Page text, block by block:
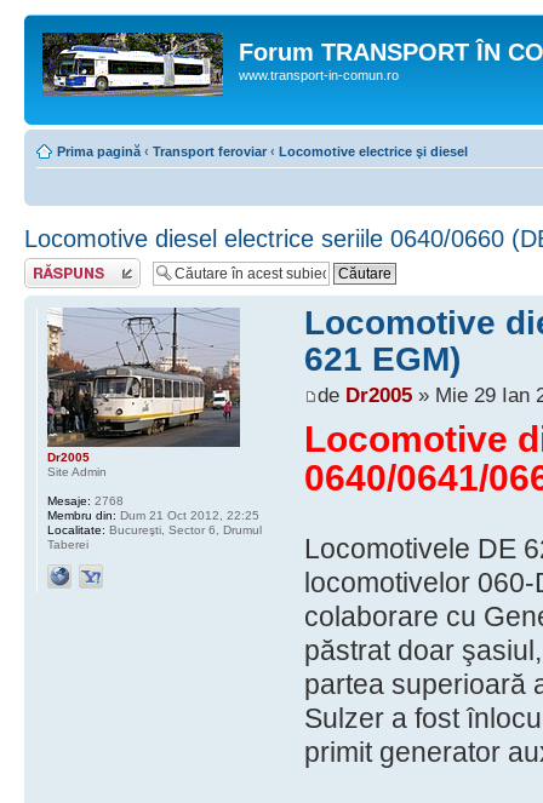
Forum TRANSPORT ÎN
www.transport-in-comun.ro
Prima pagină ‹ Transport feroviar ‹ Locomotive electrice şi diesel
Locomotive diesel electrice seriile 0640/0660
Răspunde
Locomotive
621 EGM)
de Dr2005» Mie 29 Ian
Locomotive
0640/0641/
Locomotivele DE
locomotivelor
colaborare cu
păstrat doar
partea superioară
Sulzer a fost
primit generator
Dr2005
Site Admin
Mesaje: 2768
Membru din: Dum 21 Oct 2012, 22:25
Localitate: Bucureşti, Sector 6, Drumul
Taberei